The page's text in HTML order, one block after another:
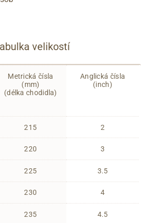
velikostí
Metrická čísla
(mm)
(délka chodidla)
215
220
225
230
235
Anglická čísla
(inch)
2
3
3.5
4
4.5